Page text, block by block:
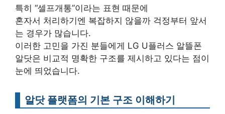
특히 “셀프개통”이라는 표현 때문에
혼자서 처리하기엔 복잡하지 않을까 걱정부터 앞서
는 경우가 많습니다.
이러한 고민을 가진 분들에게 LG U플러스 알뜰폰
알닷은 비교적 명확한 구조를 제시하고 있다는 점이
눈에 띄었습니다.
알닷 플랫폼의 기본 구조 이해하기